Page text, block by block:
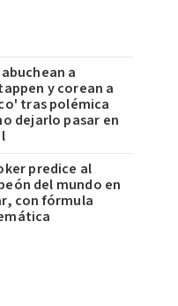
abuchean a
y corean a
tras polémica
dejarlo pasar en
predice al
del mundo en
con fórmula